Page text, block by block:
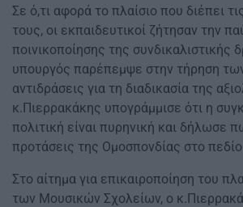
Σε ό,τι αφορά το πλαίσιο που διέπει
τους, οι εκπαιδευτικοί ζήτησαν την
ποινικοποίησης της συνδικαλιστικής
υπουργός παρέπεμψε στην τήρηση
αντιδράσεις για τη διαδικασία της
κ.Πιερρακάκης υπογράμμισε ότι η
πολιτική είναι πυρηνική και δήλωσε
προτάσεις της Ομοσπονδίας στο
Στο αίτημα για επικαιροποίηση του
των Μουσικών Σχολείων, ο